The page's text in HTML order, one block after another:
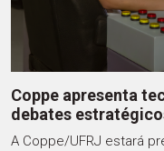
Coppe apresenta
debates
A Coppe/UFRJ estará